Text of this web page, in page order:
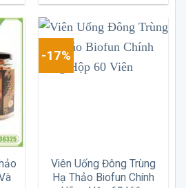
-17%
Viên Uống Đông Trùng
Hạ Thảo Biofun Chính